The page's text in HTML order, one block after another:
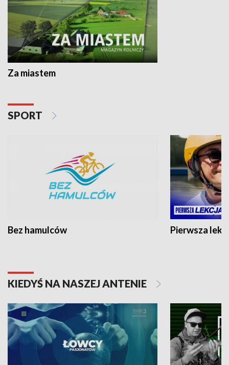
Za miastem
SPORT
Bez hamulców Pierwsza
KIEDYŚ NA NASZEJ ANTENIE